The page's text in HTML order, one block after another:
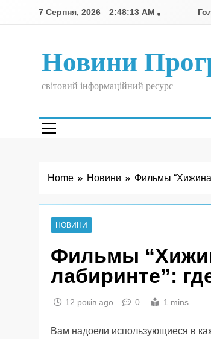
7 Серпня, 2026 2:48:14 AM
Новини
світовий інформаційний ресурс
Home Новини Фильмы “Хижина
НОВИНИ
Фильмы
лабиринте”:
12 років ago 0 1 mins
Вам надоели использующиеся в